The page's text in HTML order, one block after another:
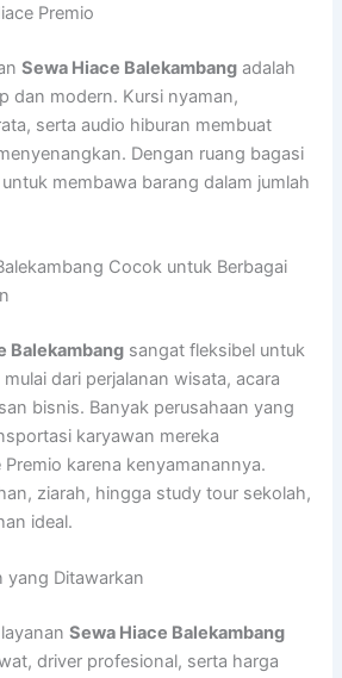
Premio
Sewa Hiace Balekambang adalah
dan modern. Kursi nyaman,
serta audio hiburan membuat
Dengan ruang bagasi
membawa barang dalam jumlah
Cocok untuk Berbagai
Balekambang sangat fleksibel untuk
dari perjalanan wisata, acara
bisnis. Banyak perusahaan yang
karyawan mereka
karena kenyamanannya.
ziarah, hingga study tour sekolah,
ideal.
yang Ditawarkan
layananSewa Hiace Balekambang
driver profesional, serta harga